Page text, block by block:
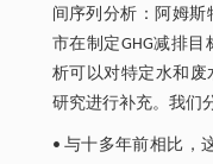
间序列分析：阿姆
市在制定GHG减排
析可以对特定水和废
研究进行补充。我们
• 与十多年前相比，